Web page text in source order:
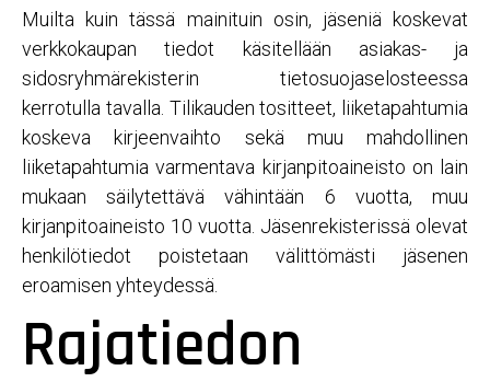
Muilta kuin tässä mainituin osin, jäseniä koskevat
verkkokaupan tiedot käsitellään asiakas- ja
sidosryhmärekisterin tietosuojaselosteessa
kerrotulla tavalla. Tilikauden tositteet, liiketapahtumia
koskeva kirjeenvaihto sekä muu mahdollinen
liiketapahtumia varmentava kirjanpitoaineisto on lain
mukaan säilytettävä vähintään 6 vuotta, muu
kirjanpitoaineisto 10 vuotta. Jäsenrekisterissä olevat
henkilötiedot poistetaan välittömästi jäsenen
eroamisen yhteydessä.
Rajatiedon